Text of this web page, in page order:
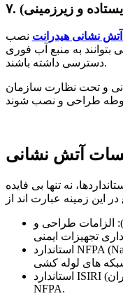
و زیرزمینی)
نشانی هیدرانت نصب
به منبع آب فوری
دسترسی داشته باشند.
و تحت نظارت سازمان
آتش نشانی
نه تنها بی فایده
مقررات ملی ساختمان (مبحث ۳ و ۲۲): الزامات طراحی و
استاندارد NFPA (National Fire Protection Association): مرجع
استاندارد ISIRI (استاندارد ملی ایران): معادل داخلی الزامات
NFPA.